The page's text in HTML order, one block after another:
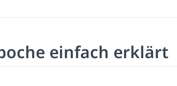
einfach erklärt